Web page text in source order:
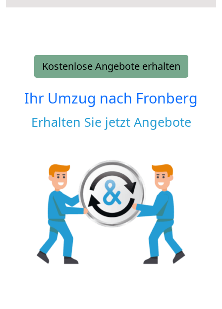
Kostenlose Angebote erhalten
Ihr Umzug nach Fronberg
Erhalten Sie jetzt Angebote